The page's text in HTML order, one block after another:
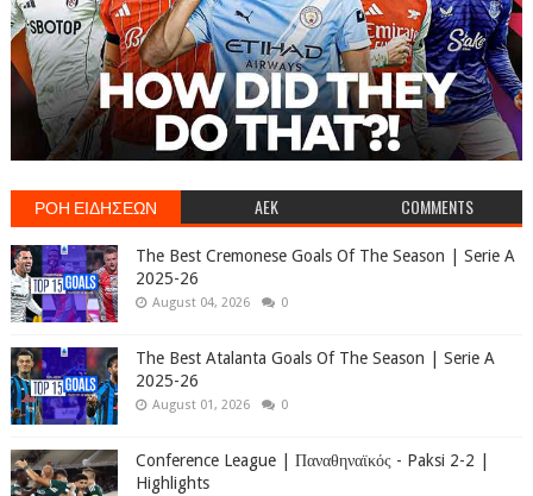
ΡΟΗ ΕΙΔΗΣΕΩΝ AEK COMMENTS
The Best Cremonese Goals Of The Season | Serie A
2025-26
August 04, 2026 0
The Best Atalanta Goals Of The Season | Serie A
2025-26
August 01, 2026 0
Conference League | Παναθηναϊκός - Paksi 2-2 |
Highlights